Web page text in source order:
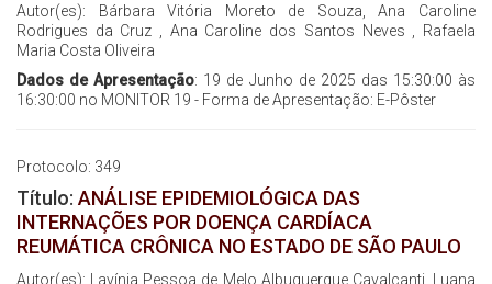
Autor(es): Bárbara Vitória Moreto de Souza, Ana Caroline
Rodrigues da Cruz , Ana Caroline dos Santos Neves , Rafaela
Maria Costa Oliveira
Dados de Apresentação: 19 de Junho de 2025 das 15:30:00 às
16:30:00 no MONITOR 19 - Forma de Apresentação: E-Pôster
Protocolo: 349
Título: ANÁLISE EPIDEMIOLÓGICA DAS
INTERNAÇÕES POR DOENÇA CARDÍACA
REUMÁTICA CRÔNICA NO ESTADO DE SÃO PAULO
Autor(es): Lavínia Pessoa de Melo Albuquerque Cavalcanti, Luana